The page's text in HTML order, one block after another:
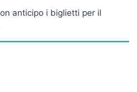
anticipo i biglietti per il